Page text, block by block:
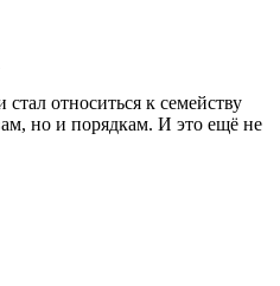
относиться к семейству
но и порядкам. И это ещё не